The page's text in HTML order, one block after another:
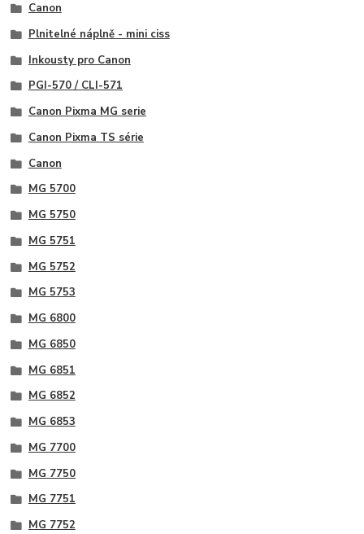
Canon
Plnitelné náplně - mini ciss
Inkousty pro Canon
PGI-570 / CLI-571
Canon Pixma MG serie
Canon Pixma TS série
Canon
MG 5700
MG 5750
MG 5751
MG 5752
MG 5753
MG 6800
MG 6850
MG 6851
MG 6852
MG 6853
MG 7700
MG 7750
MG 7751
MG 7752